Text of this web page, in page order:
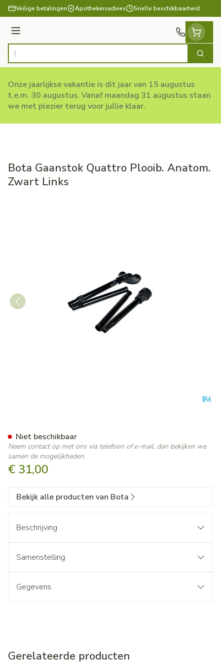
Ga naar de inhoud
Veilige betalingen Apothekersadvies Snelle beschikbaarheid
Menu
Product, merk, categorie... Zoek
Onze jaarlijkse vakantie is dit jaar van 15 augustus
t.e.m. 30 augustus. Vanaf maandag 31 augustus staan
we met plezier terug voor jullie klaar.
Bota Gaanstok Quattro Plooib. Anatom.
Zwart Links
€ 31,00
Niet beschikbaar
Neem contact op met ons via telefoon of e-mail, dan bekijken we
samen de mogelijkheden.
Bekijk alle producten van Bota
Beschrijving
Samenstelling
Gegevens
Gerelateerde producten